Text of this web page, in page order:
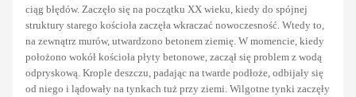
ciąg błędów. Zaczęło się na początku XX wieku, kiedy do spójnej
struktury starego kościoła zaczęła wkraczać nowoczesność. Wtedy to,
na zewnątrz murów, utwardzono betonem ziemię. W momencie, kiedy
położono wokół kościoła płyty betonowe, zaczął się problem z wodą
odpryskową. Krople deszczu, padając na twarde podłoże, odbijały się
od niego i lądowały na tynkach tuż przy ziemi. Wilgotne tynki zaczęły